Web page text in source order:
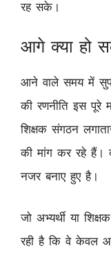
रह सके।
आगे क्या हो
आने वाले समय में
की रणनीति इस पूरे
शिक्षक संगठन
की मांग कर रहे हैं।
नजर बनाए हुए है।
जो अभ्यर्थी या
रही है कि वे केवल